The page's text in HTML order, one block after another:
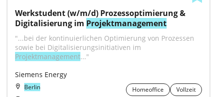
Werkstudent (w/m/d) Prozessoptimierung &
Digitalisierung im Projektmanagement
"...bei der kontinuierlichen Optimierung von Prozessen
Projektmanagement..."
Siemens Energy
Berlin Homeoffice
Vollzeit